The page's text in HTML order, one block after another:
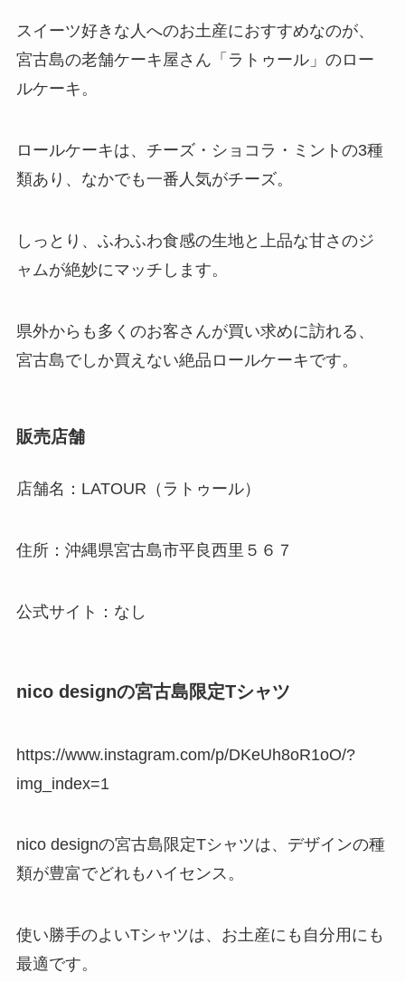
スイーツ好きな人へのお土産におすすめなのが、
宮古島の老舗ケーキ屋さん「ラトゥール」のロー
ルケーキ。
ロールケーキは、チーズ・ショコラ・ミントの3種
類あり、なかでも一番人気がチーズ。
しっとり、ふわふわ食感の生地と上品な甘さのジ
ャムが絶妙にマッチします。
県外からも多くのお客さんが買い求めに訪れる、
宮古島でしか買えない絶品ロールケーキです。
販売店舗
店舗名：LATOUR（ラトゥール）
住所：沖縄県宮古島市平良西里５６７
公式サイト：なし
nico designの宮古島限定Tシャツ
https://www.instagram.com/p/DKeUh8oR1oO/?
img_index=1
nico designの宮古島限定Tシャツは、デザインの種
類が豊富でどれもハイセンス。
使い勝手のよいTシャツは、お土産にも自分用にも
最適です。